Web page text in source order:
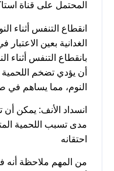
المحتمل على قناة
انقطاع التنفس أثناء
الغدانية بعين
بانقطاع التنفس أثناء
أن يؤدي تضخم اللحمية
النوم، مما يساهم في
انسداد الأنف: يمكن
مدى تسبب اللحمية
احتقانه
من المهم ملاحظة أنه